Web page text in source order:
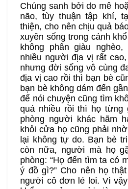
Chúng sanh bởi do mê
não, tùy thuận tập khí,
thiện, cho nên chịu quả
xuyên sống trong cảnh
không phân giàu
nhiều người địa vị rất
nhưng đời sống vô cùng
địa vị cao rồi thì bạn bè
bạn bè không dám đến
để nói chuyện cũng tìm
quá nhiều rồi thì họ từng
phòng người khác hãm
khỏi cửa họ cũng phải
lại không tự do. Bạn bè
còn nữa, người mà họ
phòng: “Họ đến tìm ta có
ý đồ gì?” Cho nên họ
người cô đơn lẻ loi. Vì